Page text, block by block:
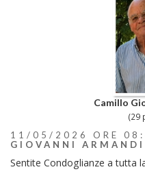
Camillo
(29
11/05/2026 ORE
GIOVANNI ARMANDI
Sentite Condoglianze a tutta